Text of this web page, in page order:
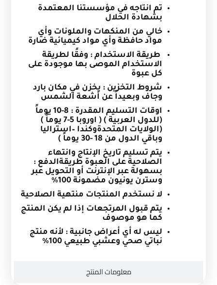
معلومات المنتج
تم انتاجه في مؤسستنا المعتمدة
بشهادة الحلال
خالي من المنكهات والملونات وأي
مواد حافظة وأي مواد كيميائية ضارة
طريقة الاستخدام : وفقًا لطريقة
الاستخدام الموصى بها موجودة على
كل عبوة
شروط التخزين : يخزن في مكان بارد
وجاف وبعيداً عن أشعة الشمس
اوقات التسليم المقدرة :
8-10 يوماً
(للدول العربية ) ( اوروبا 5-7 يوماً )
(الولايات المتحدةوكندا –استراليا
وباقي الدول من 18 -30 يوماً )
يتم تسليم تاريخ الإنتاج وانتهاء
الصلاحية على العبوة طريقةالدفع :
بسهولة عبر الإنترنت أو التحويل عبر
وسترن يونيون مضمونة 100%
لا نستخدم المنتجات منتهية الصلاحية
يتم قبول المرتجعات إذا لم يكن المنتج
كما هو موصوف
ليس له أي أعراض جانبية : لأنه منتج
نباتي صحي وعشبي طبيعي 100
%